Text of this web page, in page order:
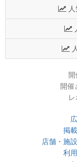
開催
掲
店舗・施
利